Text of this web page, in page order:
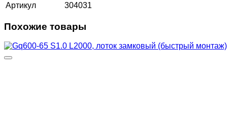
Артикул
304031
Похожие товары